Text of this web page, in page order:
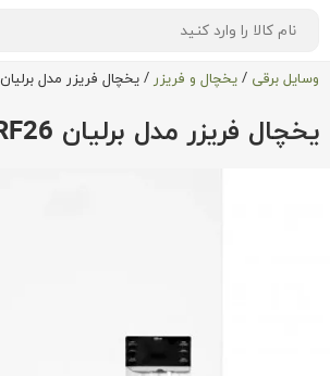
وسایل برقی / یخچال و فریزر / یخچال فریزر مدل برلیان NRF26
یخچال فریزر مدل برلیان NRF26